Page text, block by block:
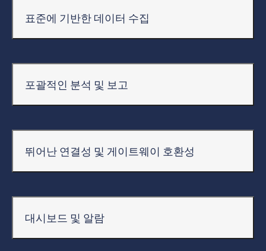
표준에 기반한 데이터 수집
포괄적인 분석 및 보고
뛰어난 연결성 및 게이트웨이 호환성
대시보드 및 알람